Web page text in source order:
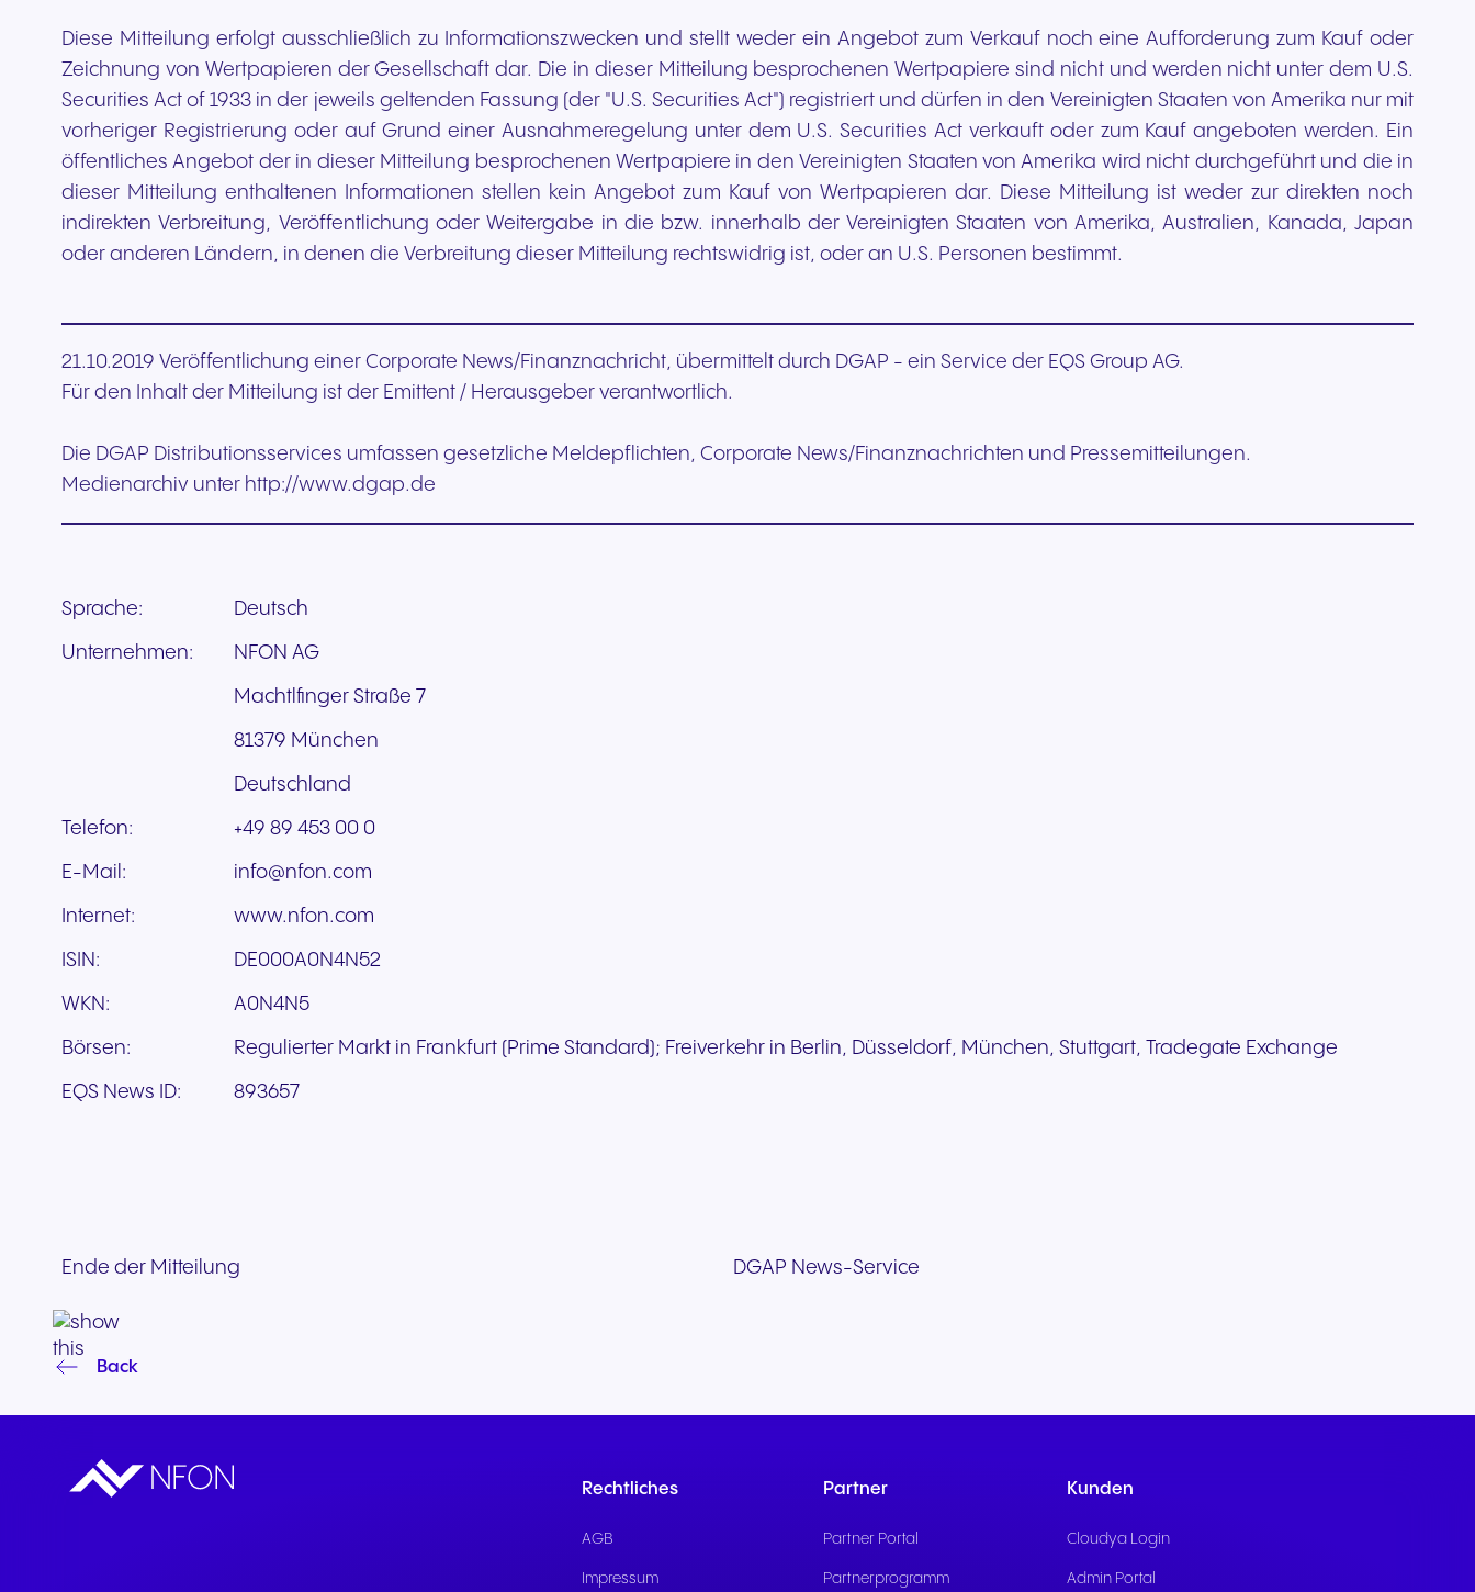
Diese Mitteilung erfolgt ausschließlich zu Informationszwecken und stellt weder ein Angebot zum Verkauf noch eine Aufforderung zum Kauf oder
Zeichnung von Wertpapieren der Gesellschaft dar. Die in dieser Mitteilung besprochenen Wertpapiere sind nicht und werden nicht unter dem U.S.
Securities Act of 1933 in der jeweils geltenden Fassung (der "U.S. Securities Act") registriert und dürfen in den Vereinigten Staaten von Amerika nur mit
vorheriger Registrierung oder auf Grund einer Ausnahmeregelung unter dem U.S. Securities Act verkauft oder zum Kauf angeboten werden. Ein
öffentliches Angebot der in dieser Mitteilung besprochenen Wertpapiere in den Vereinigten Staaten von Amerika wird nicht durchgeführt und die in
dieser Mitteilung enthaltenen Informationen stellen kein Angebot zum Kauf von Wertpapieren dar. Diese Mitteilung ist weder zur direkten noch
indirekten Verbreitung, Veröffentlichung oder Weitergabe in die bzw. innerhalb der Vereinigten Staaten von Amerika, Australien, Kanada, Japan
oder anderen Ländern, in denen die Verbreitung dieser Mitteilung rechtswidrig ist, oder an U.S. Personen bestimmt.
21.10.2019 Veröffentlichung einer Corporate News/Finanznachricht, übermittelt durch DGAP - ein Service der EQS Group AG.
Für den Inhalt der Mitteilung ist der Emittent / Herausgeber verantwortlich.
Die DGAP Distributionsservices umfassen gesetzliche Meldepflichten, Corporate News/Finanznachrichten und Pressemitteilungen.
Medienarchiv unter http://www.dgap.de
Sprache: Deutsch
Unternehmen: NFON AG
Machtlfinger Straße 7
81379 München
Deutschland
Telefon: +49 89 453 00 0
E-Mail: info@nfon.com
Internet: www.nfon.com
ISIN: DE000A0N4N52
WKN: A0N4N5
Börsen: Regulierter Markt in Frankfurt (Prime Standard); Freiverkehr in Berlin, Düsseldorf, München, Stuttgart, Tradegate Exchange
EQS News ID: 893657
Ende der Mitteilung DGAP News-Service
Back
Rechtliches
AGB
Impressum
Partner
Partner Portal
Partnerprogramm
Kunden
Cloudya Login
Admin Portal